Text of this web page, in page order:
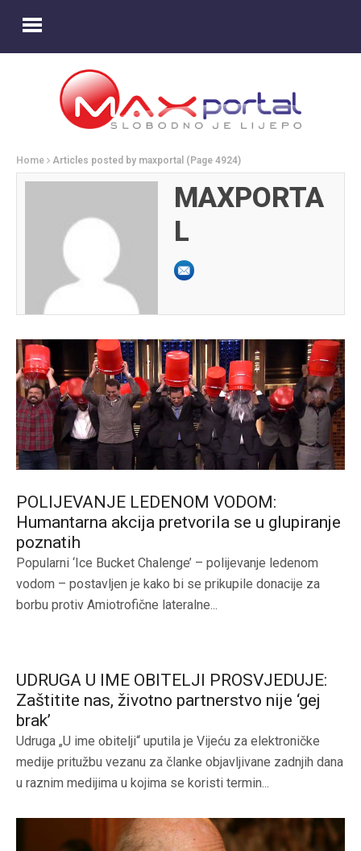
Home Articles posted by maxportal (Page 4924)
MAXPORTA
L
POLIJEVANJE LEDENOM VODOM:
Humantarna akcija pretvorila se u glupiranje
poznatih
Popularni ‘Ice Bucket Chalenge’ – polijevanje ledenom
vodom – postavljen je kako bi se prikupile donacije za
borbu protiv Amiotrofične lateralne...
UDRUGA U IME OBITELJI PROSVJEDUJE:
Zaštitite nas, životno partnerstvo nije ‘gej
brak’
Udruga „U ime obitelji“ uputila je Vijeću za elektroničke
medije pritužbu vezanu za članke objavljivane zadnjih dana
u raznim medijima u kojima se koristi termin...